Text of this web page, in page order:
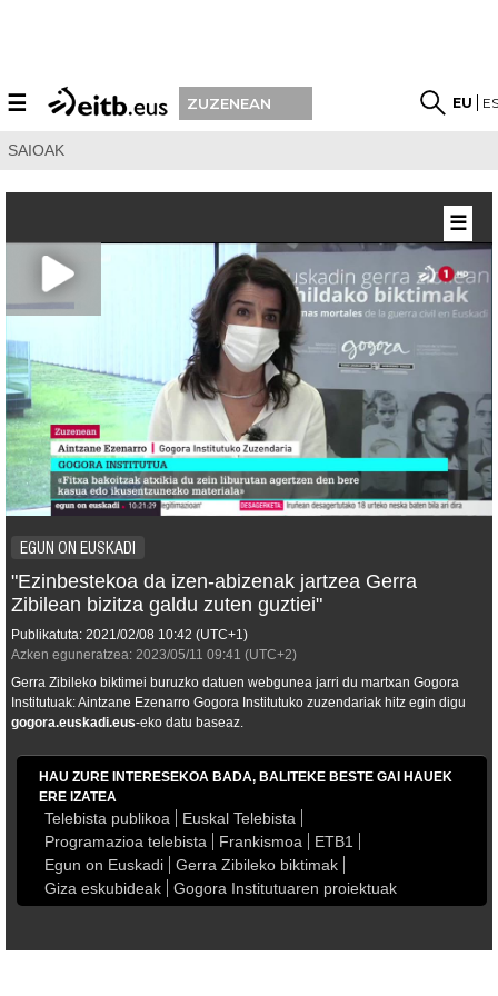
☰ ZUZENEAN EU
SAIOAK
EGUN ON EUSKADI
"Ezinbestekoa da izen-abizenak jartzea Gerra
Zibilean bizitza galdu zuten guztiei"
Publikatuta: 2021/02/08 10:42 (UTC+1)
Azken eguneratzea: 2023/05/11 09:41 (UTC+2)
Gerra Zibileko biktimei buruzko datuen webgunea jarri du martxan Gogora
Institutuak: Aintzane Ezenarro Gogora Institutuko zuzendariak hitz egin digu
gogora.euskadi.eus-eko datu baseaz.
HAU ZURE INTERESEKOA BADA, BALITEKE BESTE GAI HAUEK
ERE IZATEA
Telebista publikoa
Euskal Telebista
Programazioa telebista
Frankismoa
ETB1
Egun on Euskadi
Gerra Zibileko biktimak
Giza eskubideak
Gogora Institutuaren proiektuak
☰